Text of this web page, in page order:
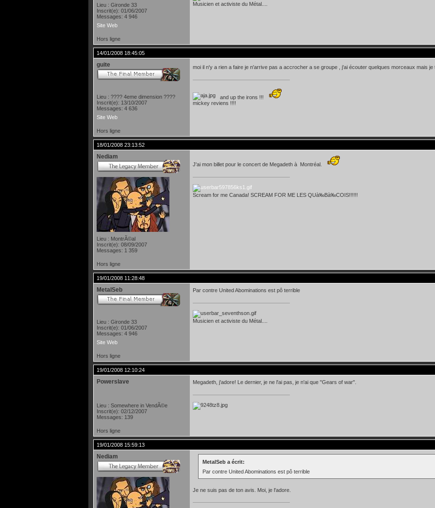
Lieu : Gironde 33
Inscrit(e): 01/06/2007
Messages: 4 946
Site Web
Musicien et activiste du Métal....
Hors ligne
14/01/2008 18:45:05
guite
Lieu : ???? 4eme dimension ????
Inscrit(e): 13/10/2007
Messages: 4 636
Site Web
moi il n'y a rien a faire je n'arrive pas a accrocher a se groupe , j'ai écouter quelques morceaux mais je
and up the irons !!!
mickey reviens !!!!
Hors ligne
18/01/2008 23:13:52
Nediam
Lieu : MontrÃ©al
Inscrit(e): 08/09/2007
Messages: 1 359
J'ai mon billet pour le concert de Megadeth à Montréal.
Scream for me Canada! SCREAM FOR ME LES QUà‰Bà‰COIS!!!!!!
Hors ligne
19/01/2008 11:28:48
MetalSeb
Lieu : Gironde 33
Inscrit(e): 01/06/2007
Messages: 4 946
Site Web
Par contre United Abominations est pô terrible
Musicien et activiste du Métal....
Hors ligne
19/01/2008 12:10:24
Powerslave
Lieu : Somewhere in VendÃ©e
Inscrit(e): 02/12/2007
Messages: 139
Megadeth, j'adore! Le dernier, je ne l'ai pas, je n'ai que "Gears of war".
Hors ligne
19/01/2008 15:59:13
Nediam
MetalSeb a écrit:
Par contre United Abominations est pô terrible
Je ne suis pas de ton avis. Moi, je l'adore.